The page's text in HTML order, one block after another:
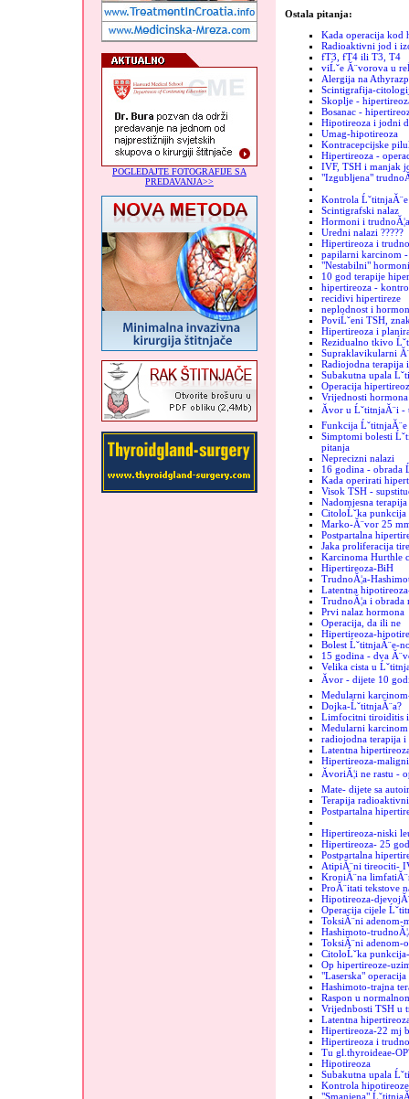
POGLEDAJTE FOTOGRAFIJE SA
PREDAVANJA>>
Ostala pitanja:
Kada operacija kod
Radioaktivni jod i
fT3, fT4 ili T3, T4
viĹˇe Ă¨vorova u
Alergija na
Scintigrafija-
Skoplje -
Bosanac -
Hipotireoza i jodni
Umag-hipotireoza
Kontracepcijske
Hipertireoza -
IVF, TSH i manjak
"Izgubljena"
Kontrola
Scintigrafski nalaz
Hormoni i trudnoĂ¦a
Uredni nalazi ?????
Hipertireoza i
papilarni karcinom
"Nestabilni" hormoni
10 god terapije
hipertireoza -
recidivi hipertireze
neplodnost i
PoviĹˇeni TSH,
Hipertireoza i
Rezidualno tkivo
Supraklavikularni
Radiojodna terapija
Subakutna upala
Operacija
Vrijednosti hormona
Ăvor u ĹˇtitnjaĂ¨i -
Funkcija ĹˇtitnjaĂ¨e
Simptomi bolesti
pitanja
Neprecizni nalazi
16 godina - obrada
Kada operirati
Visok TSH -
Nadomjesna
CitoloĹˇka punkcija
Marko-Ă¨vor 25
Postpartalna
Jaka proliferacija
Karcinoma Hurthle
Hipertireoza-BiH
TrudnoĂ¦a-
Latentna
TrudnoĂ¦a i obrada
Prvi nalaz hormona
Operacija, da ili ne
Hipertireoza-
Bolest ĹˇtitnjaĂ¨e-
15 godina - dva
Velika cista u
Ăvor - dijete 10
Medularni
Dojka-ĹˇtitnjaĂ¨a?
Limfocitni tiroiditis i
Medularni
radiojodna terapija i
Latentna
Hipertireoza-
ĂvoriĂ¦i ne rastu -
Mate- dijete sa
Terapija
Postpartalna
Hipertireoza-niski
Hipertireoza- 25 god
Postpartalna
AtipiĂ¨ni tireociti-
KroniĂ¨na
ProĂ¨itati tekstove
Hipotireoza-
Operacija cijele
ToksiĂ¨ni adenom-
Hashimoto-
ToksiĂ¨ni adenom-
CitoloĹˇka
Op hipertireoze-
"Laserska" operacija
Hashimoto-trajna
Raspon u
Vrijednbosti TSH u
Latentna
Hipertireoza-22 mj
Hipertireoza i
Tu gl.thyroideae-
Hipotireoza
Subakutna upala
Kontrola hipotireoze
"Smanjena"